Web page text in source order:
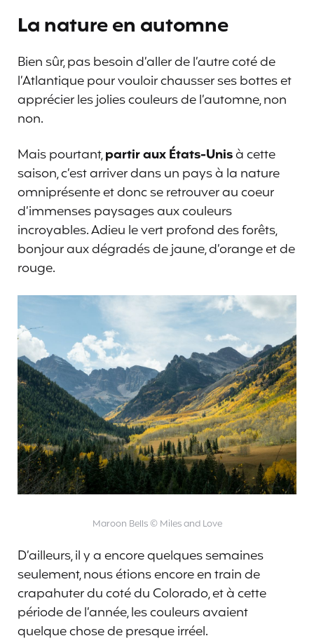
La nature en automne
Bien sûr, pas besoin d’aller de l’autre coté de
l’Atlantique pour vouloir chausser ses bottes et
apprécier les jolies couleurs de l’automne, non
non.
Mais pourtant,partir aux États-Unisà cette
saison, c’est arriver dans un pays à la nature
omniprésente et donc se retrouver au coeur
d’immenses paysages aux couleurs
incroyables. Adieu le vert profond des forêts,
bonjour aux dégradés de jaune, d’orange et de
rouge.
Maroon Bells © Miles and Love
D’ailleurs, il y a encore quelques semaines
seulement, nous étions encore en train de
crapahuter du coté du Colorado, et à cette
période de l’année, les couleurs avaient
quelque chose de presque irréel.